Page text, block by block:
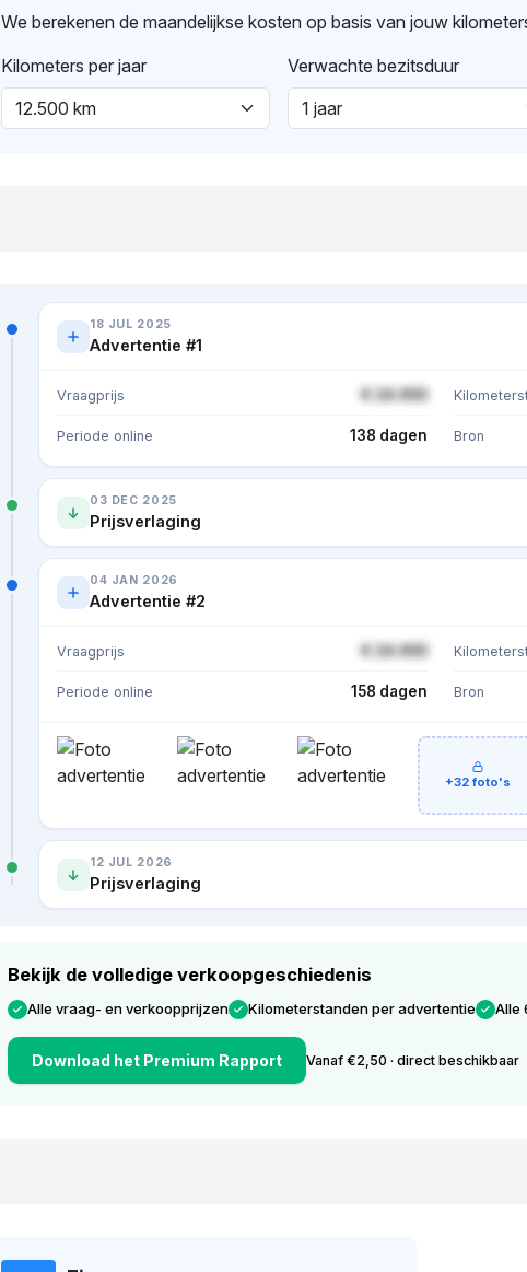
We berekenen de maandelijkse kosten op basis van jouw
Kilometers per jaar
Verwachte bezitsduur
18 JUL 2025
Advertentie #1
Vraagprijs € 24.950
Periode online 138 dagen Bron
03 DEC 2025
Prijsverlaging
04 JAN 2026
Advertentie #2
Vraagprijs € 24.950
Periode online 158 dagen Bron
+32 foto's
12 JUL 2026
Prijsverlaging
Bekijk de volledige verkoopgeschiedenis
Alle vraag- en verkoopprijzen Kilometerstanden per advertentie Alle
Download het Premium Rapport Vanaf €2,50 · direct beschikbaar